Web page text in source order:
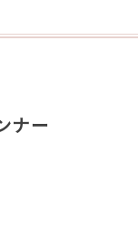
ナー